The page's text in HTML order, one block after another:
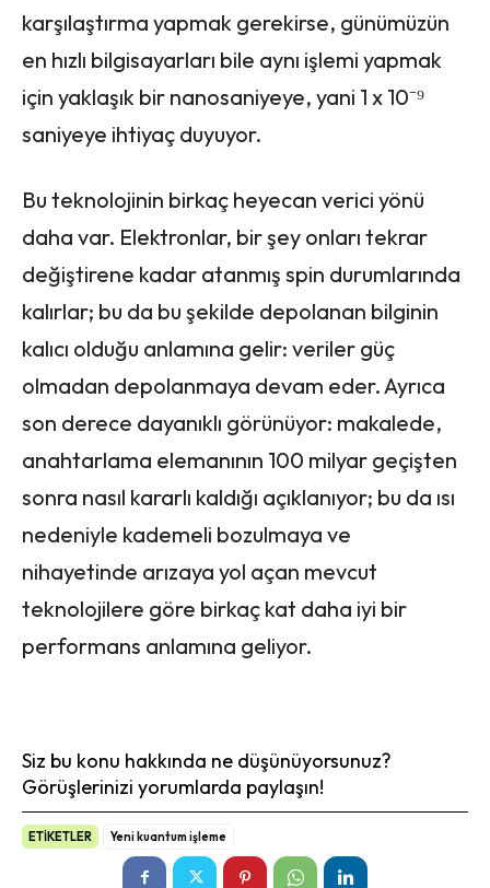
karşılaştırma yapmak gerekirse, günümüzün
en hızlı bilgisayarları bile aynı işlemi yapmak
için yaklaşık bir nanosaniyeye, yani 1 x 10⁻⁹
saniyeye ihtiyaç duyuyor.
Bu teknolojinin birkaç heyecan verici yönü
daha var. Elektronlar, bir şey onları tekrar
değiştirene kadar atanmış spin durumlarında
kalırlar; bu da bu şekilde depolanan bilginin
kalıcı olduğu anlamına gelir: veriler güç
olmadan depolanmaya devam eder. Ayrıca
son derece dayanıklı görünüyor: makalede,
anahtarlama elemanının 100 milyar geçişten
sonra nasıl kararlı kaldığı açıklanıyor; bu da ısı
nedeniyle kademeli bozulmaya ve
nihayetinde arızaya yol açan mevcut
teknolojilere göre birkaç kat daha iyi bir
performans anlamına geliyor.
Siz bu konu hakkında ne düşünüyorsunuz?
Görüşlerinizi yorumlarda paylaşın!
ETİKETLER Yeni kuantum işleme